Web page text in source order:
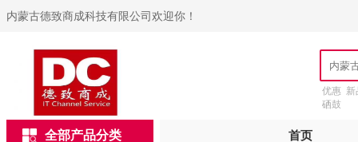
内蒙古德致商成科技有限公司欢迎你！
优惠 新
硒鼓
全部产品分类 首页